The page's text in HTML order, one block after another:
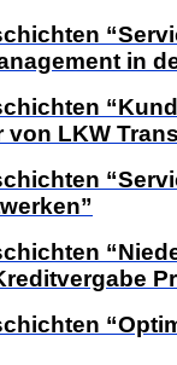
in
von LKW